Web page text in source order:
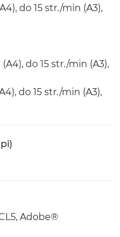
do 15 str./min (A3),
do 15 str./min (A3),
do 15 str./min (A3),
Adobe®